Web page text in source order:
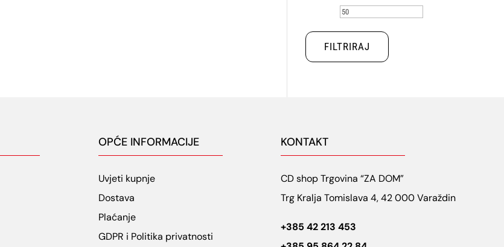
cijena
FILTRIRAJ
OPĆE INFORMACIJE
Uvjeti kupnje
Dostava
Plaćanje
GDPR i Politika privatnosti
KONTAKT
CD shop Trgovina “ZA DOM”
Trg Kralja Tomislava 4, 42 000 Varaždin
+385 42 213 453